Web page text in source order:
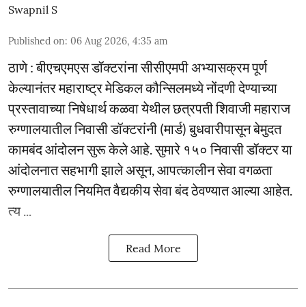
Swapnil S
Published on: 06 Aug 2026, 4:35 am
ठाणे : बीएचएमएस डॉक्टरांना सीसीएमपी अभ्यासक्रम पूर्ण
केल्यानंतर महाराष्ट्र मेडिकल कौन्सिलमध्ये नोंदणी देण्याच्या
प्रस्तावाच्या निषेधार्थ कळवा येथील छत्रपती शिवाजी महाराज
रुग्णालयातील निवासी डॉक्टरांनी (मार्ड) बुधवारीपासून बेमुदत
कामबंद आंदोलन सुरू केले आहे. सुमारे १५० निवासी डॉक्टर या
आंदोलनात सहभागी झाले असून, आपत्कालीन सेवा वगळता
रुग्णालयातील नियमित वैद्यकीय सेवा बंद ठेवण्यात आल्या आहेत.
त्य ...
Read More